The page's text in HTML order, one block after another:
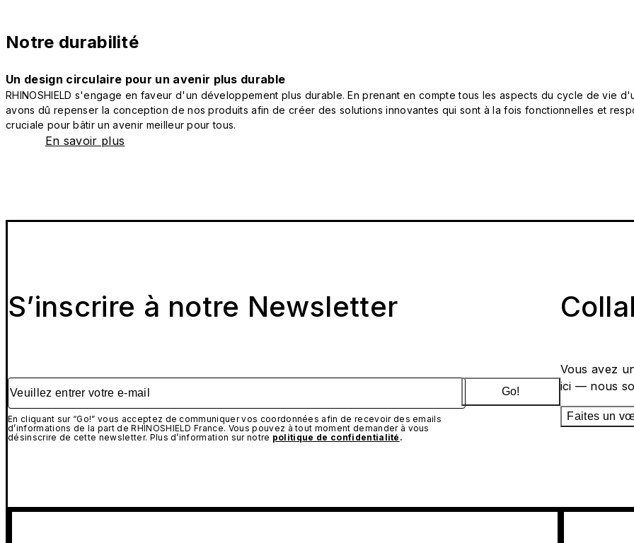
Notre durabilité
Un design circulaire pour un avenir plus durable
RHINOSHIELD s'engage en faveur d'un développement plus durable. En prenant en compte tous les aspects du cycle de vie
avons dû repenser la conception de nos produits afin de créer des solutions innovantes qui sont à la fois fonctionnelles et
cruciale pour bâtir un avenir meilleur pour tous.
En savoir plus
S’inscrire à notre Newsletter
Veuillez entrer votre e-mail
En cliquant sur “Go!” vous acceptez de communiquer vos coordonnées afin de recevoir des emails
d’informations de la part de RHINOSHIELD France. Vous pouvez à tout moment demander à vous
désinscrire de cette newsletter. Plus d’information sur notre politique de confidentialité .
Go!
Vous avez
ici — nous
Faites un